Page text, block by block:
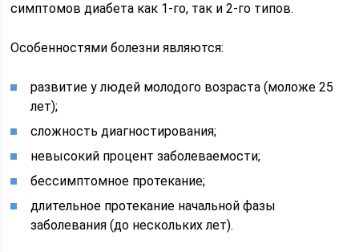
симптомов диабета как 1-го, так и 2-го типов.
Особенностями болезни являются:
развитие у людей молодого возраста (моложе 25
лет);
сложность диагностирования;
невысокий процент заболеваемости;
бессимптомное протекание;
длительное протекание начальной фазы
заболевания (до нескольких лет).